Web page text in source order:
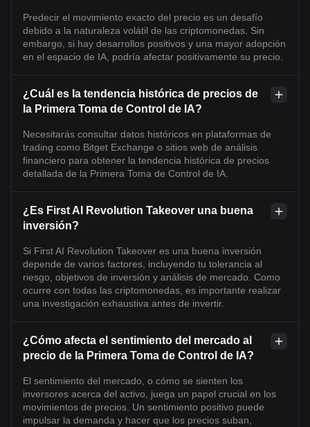
Predecir el movimiento exacto del precio es un desafío
debido a la naturaleza volátil de las criptomonedas. Sin
embargo, si hay desarrollos positivos y una mayor adopción
en el espacio de IA, podría afectar positivamente su precio.
¿Cuál es la tendencia histórica de precios de
la Primera Toma de Control de IA?
Necesitarás consultar datos históricos en plataformas de
trading como Bitget Exchange o sitios web de análisis
financiero para obtener la tendencia histórica de precios
detallada de la Primera Toma de Control de IA.
¿Es First AI Revolution Takeover una buena
inversión?
Si First AI Revolution Takeover es una buena inversión
depende de varios factores, incluyendo tu tolerancia al
riesgo, objetivos de inversión y análisis de mercado. Como
ocurre con todas las criptomonedas, es importante realizar
una investigación exhaustiva antes de invertir.
¿Cómo afecta el sentimiento del mercado al
precio de la Primera Toma de Control de IA?
El sentimiento del mercado, o cómo se sienten los
inversores acerca del activo, juega un papel crucial en los
movimientos de precios. Un sentimiento positivo puede
impulsar la demanda y hacer que los precios suban,